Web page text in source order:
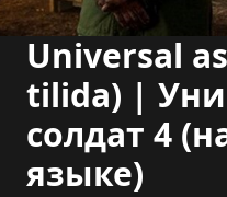
Universal
tilida) |
солдат 4
языке)